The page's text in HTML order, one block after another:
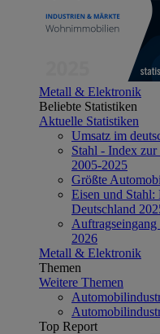
Metall & Elektronik
Beliebte Statistiken
Aktuelle Statistiken
Umsatz im
Stahl - Index
2005-2025
Größte
Eisen und
Deutschland
2026
Metall & Elektronik
Themen
Weitere Themen
Top Report